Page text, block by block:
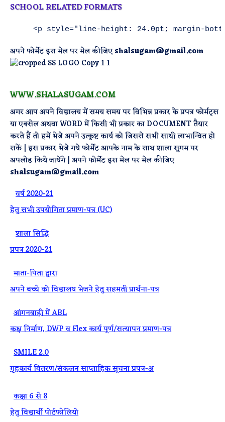
SCHOOL RELATED FORMATS
अपने फोर्मेट इस मेल पर मेल कीजिएshalsugam@gmail.com
WWW.SHALASUGAM.COM
अगर आप अपने विद्यालय में समय समय पर विभिन्न प्रकार के प्रपत्र फोर्मट्स
या एक्सेल अथवा WORD में किसी भी प्रकार का DOCUMENT तैयार
करते हैं तो हमें भेजे अपने उत्कृष्ट कार्य को जिससे सभी साथी लाभान्वित हो
सकें | इस प्रकार भेजे गये फोर्मेट आपके नाम के साथ शाला सुगम पर
अपलोड किये जायेंगे | अपने फोर्मेट इस मेल पर मेल कीजिए
shalsugam@gmail.com
वर्ष 2020-21
हेतु सभी उपयोगिता प्रमाण-पत्र (UC)
शाला सिद्धि
प्रपत्र 2020-21
माता-पिता द्वारा
अपने बच्चे को विद्यालय भेजने हेतु सहमती प्रार्थना-पत्र
आंगनबाड़ी में ABL
कक्ष निर्माण, DWP व Flex कार्य पूर्ण/सत्यापन प्रमाण-पत्र
SMILE 2.0
गृहकार्य वितरण/संकलन साप्ताहिक सूचना प्रपत्र-अ
कक्षा 6 से 8
हेतु विद्यार्थी पोर्टफोलियो